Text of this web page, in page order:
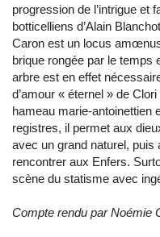
progression de l’intrigue et
botticelliens d’Alain
Caron est un locus
brique rongée par le temps
arbre est en effet
d’amour « éternel » de
hameau marie-antoinettien
registres, il permet aux
avec un grand naturel,
rencontrer aux Enfers.
scène du statisme avec
Compte rendu par Noémie